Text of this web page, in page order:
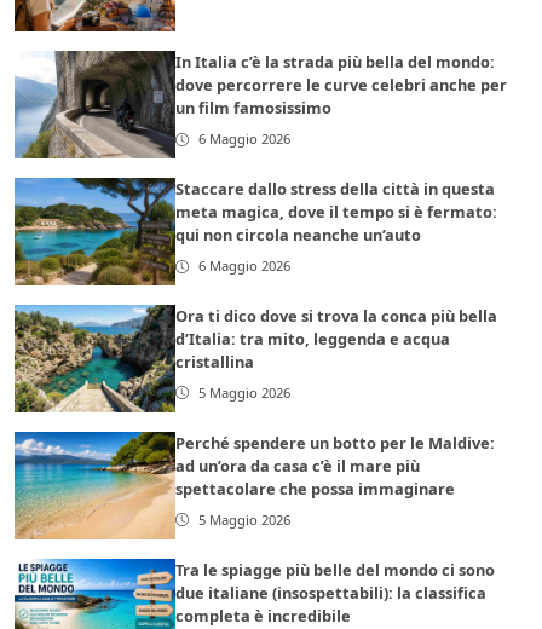
In Italia c’è la strada più bella del mondo:
dove percorrere le curve celebri anche per
un film famosissimo
6 Maggio 2026
Staccare dallo stress della città in questa
meta magica, dove il tempo si è fermato:
qui non circola neanche un’auto
6 Maggio 2026
Ora ti dico dove si trova la conca più bella
d’Italia: tra mito, leggenda e acqua
cristallina
5 Maggio 2026
Perché spendere un botto per le Maldive:
ad un’ora da casa c’è il mare più
spettacolare che possa immaginare
5 Maggio 2026
Tra le spiagge più belle del mondo ci sono
due italiane (insospettabili): la classifica
completa è incredibile